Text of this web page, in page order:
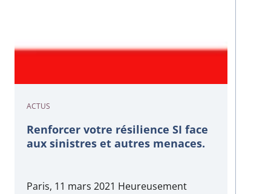
ACTUS
Renforcer votre résilience SI face
aux sinistres et autres menaces.
Paris, 11 mars 2021 Heureusement